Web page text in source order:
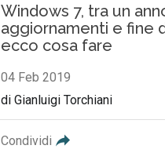
Windows 7, tra un
aggiornamenti e fine
ecco cosa fare
04 Feb 2019
di Gianluigi Torchiani
Condividi